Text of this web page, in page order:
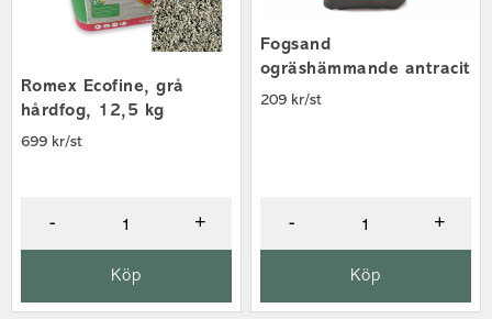
Romex Ecofine, grå
hårdfog, 12,5 kg
699 kr/st
- +
Köp
Fogsand
ogräshämmande antracit
209 kr/st
- +
Köp